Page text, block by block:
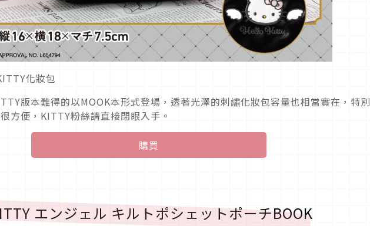
化妝包
版本難得的以MOOK本形式登場，透著光澤的刺繡化妝包容量也相當實在，特別
方便，KITTY粉絲請直接閉眼入手。
購買
エンジェル キルトポシェットポーチBOOK